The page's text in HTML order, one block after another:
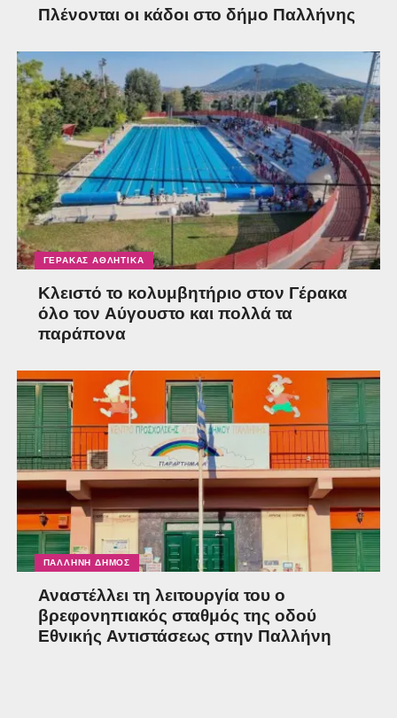
Πλένονται οι κάδοι στο δήμο Παλλήνης
ΓΈΡΑΚΑΣ ΑΘΛΗΤΙΚΆ
Κλειστό το κολυμβητήριο στον Γέρακα
όλο τον Αύγουστο και πολλά τα
παράπονα
ΠΑΛΛΉΝΗ ΔΉΜΟΣ
Αναστέλλει τη λειτουργία του ο
βρεφονηπιακός σταθμός της οδού
Εθνικής Αντιστάσεως στην Παλλήνη